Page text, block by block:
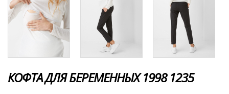
КОФТА ДЛЯ БЕРЕМЕННЫХ 1998 1235